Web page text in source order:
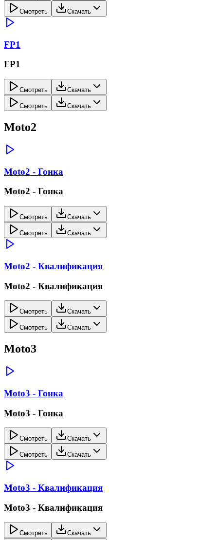
Смотреть Скачать
FP1
FP1
Смотреть Скачать
Смотреть Скачать
Moto2
Moto2 - Гонка
Moto2 - Гонка
Смотреть Скачать
Смотреть Скачать
Moto2 - Квалификация
Moto2 - Квалификация
Смотреть Скачать
Смотреть Скачать
Moto3
Moto3 - Гонка
Moto3 - Гонка
Смотреть Скачать
Смотреть Скачать
Moto3 - Квалификация
Moto3 - Квалификация
Смотреть Скачать